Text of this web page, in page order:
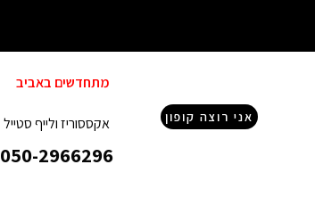
אני רוצה קופון
מתחדשים באביב
אקססוריז ולייף סטייל
050-2966296